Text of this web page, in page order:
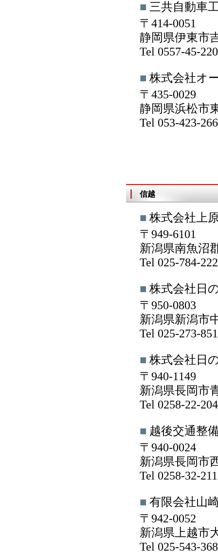
■ 三共自動車
〒414-0051
静岡県伊東市
Tel 0557-45-
■ 株式会社オ
〒435-0029
静岡県浜松市
Tel 053-423-
信越
■ 株式会社上
〒949-6101
新潟県南魚沼
Tel 025-784-
■ 株式会社日
〒950-0803
新潟県新潟市
Tel 025-273-
■ 株式会社日
〒940-1149
新潟県長岡市
Tel 0258-22-
■ 越後交通整
〒940-0024
新潟県長岡市
Tel 0258-32-
■ 有限会社山
〒942-0052
新潟県上越市
Tel 025-543-